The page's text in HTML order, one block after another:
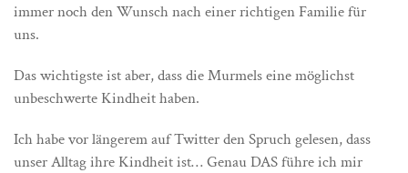
immer noch den Wunsch nach einer richtigen Familie für
uns.
Das wichtigste ist aber, dass die Murmels eine möglichst
unbeschwerte Kindheit haben.
Ich habe vor längerem auf Twitter den Spruch gelesen, dass
unser Alltag ihre Kindheit ist… Genau DAS führe ich mir